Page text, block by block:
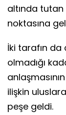
altında
noktasına
İki tarafın
olmadığı
ilişkin
peşe geldi.